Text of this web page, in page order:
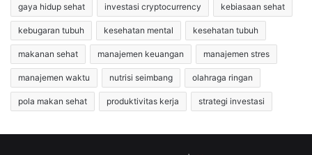
gaya hidup sehat investasi cryptocurrency kebiasaan sehat
kebugaran tubuh kesehatan mental kesehatan tubuh
makanan sehat manajemen keuangan manajemen stres
manajemen waktu nutrisi seimbang olahraga ringan
pola makan sehat produktivitas kerja strategi investasi